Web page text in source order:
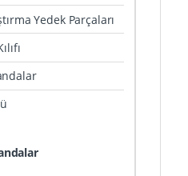
Yedek Parçaları